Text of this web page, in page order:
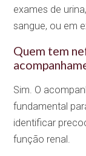
exames de
sangue, ou em
Quem tem
Sim. O
fundamental
identificar
função renal.